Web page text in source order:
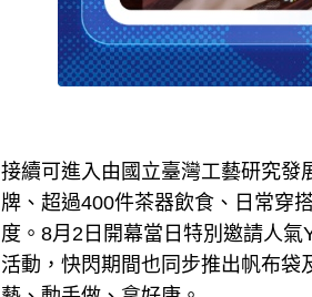
接續可進入由國立臺灣工藝研究發
牌、超過400件茶器飲食、日常穿
度。8月2日開幕當日特別邀請人
活動，快閃期間也同步推出帆布